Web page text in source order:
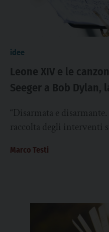
idee
Leone XIV e le
Seeger a Bob Dylan,
“Disarmata e
raccolta degli interventi
Marco Testi